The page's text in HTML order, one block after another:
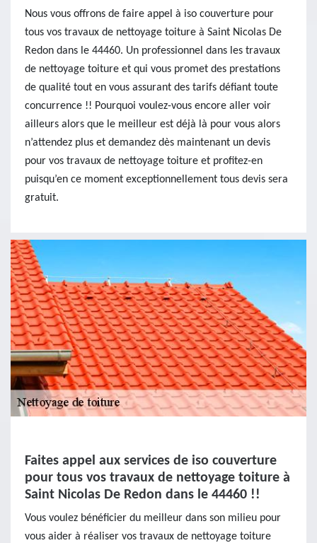
Nous vous offrons de faire appel à iso couverture pour
tous vos travaux de nettoyage toiture à Saint Nicolas De
Redon dans le 44460. Un professionnel dans les travaux
de nettoyage toiture et qui vous promet des prestations
de qualité tout en vous assurant des tarifs défiant toute
concurrence !! Pourquoi voulez-vous encore aller voir
ailleurs alors que le meilleur est déjà là pour vous alors
n’attendez plus et demandez dès maintenant un devis
pour vos travaux de nettoyage toiture et profitez-en
puisqu’en ce moment exceptionnellement tous devis sera
gratuit.
Faites appel aux services de iso couverture
pour tous vos travaux de nettoyage toiture à
Saint Nicolas De Redon dans le 44460 !!
Vous voulez bénéficier du meilleur dans son milieu pour
vous aider à réaliser vos travaux de nettoyage toiture